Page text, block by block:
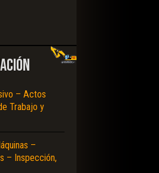
DE ALTERNATIVAS – EQUIPOS –
– Actos
Trabajo y
–
– Inspección,